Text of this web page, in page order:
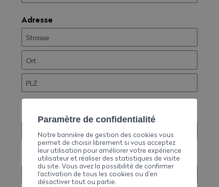
Adresse
Telefon
Paramètre de confidentialité
Notre bannière de gestion des cookies vous
permet de choisir librement si vous acceptez
leur utilisation pour améliorer votre expérience
utilisateur et réaliser des statistiques de visite
du site. Vous avez la possibilité de confirmer
l’activation de tous les cookies ou d’en
désactiver tout ou partie.